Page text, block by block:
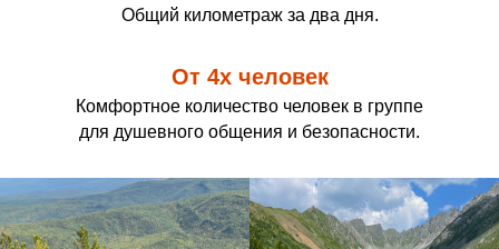
Общий километраж за два дня.
Комфортное количество человек в группе
для душевного общения и безопасности.
От 4х человек